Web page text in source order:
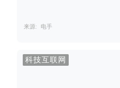
来源: 电手
科技互联网